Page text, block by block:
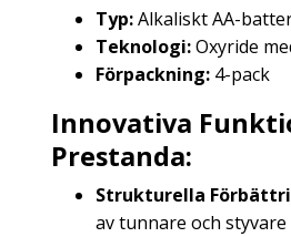
Typ:Alkaliskt AA-
Teknologi:Oxyride
Förpackning: 4-pack
Innovativa
Prestanda:
Strukturella
av tunnare och